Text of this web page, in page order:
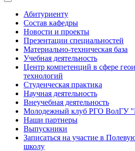
Абитуриенту
Состав кафедры
Новости и проекты
Презентации специальностей
Материально-техническая база
Учебная деятельность
Центр компетенций в сфере
технологий
Студенческая практика
Научная деятельность
Внеучебная деятельность
Молодежный клуб РГО ВолГУ
Наши партнеры
Выпускники
Записаться на участие в
школу